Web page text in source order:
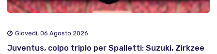
Giovedì, 06 Agosto 2026
Juventus, colpo triplo per Spalletti: Suzuki, Zirkzee